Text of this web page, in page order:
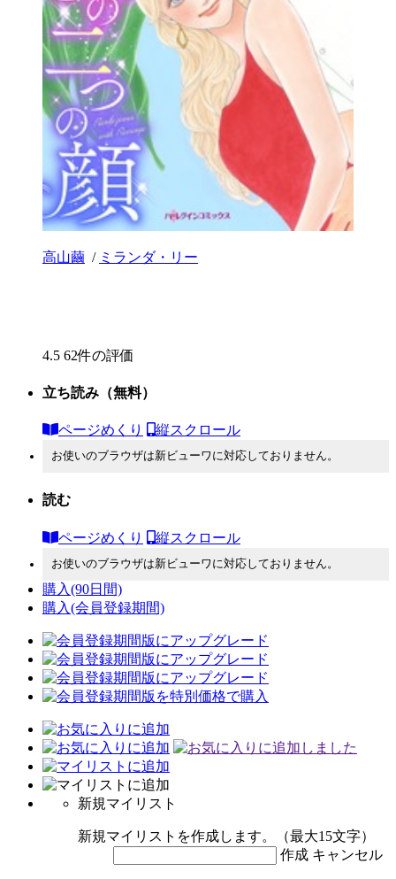
高山繭 / ミランダ・リー
4.5 62件の評価
立ち読み （無料）
ページめくり 縦スクロール
お使いのブラウザは新ビューワに対応しておりません。
読む
ページめくり 縦スクロール
お使いのブラウザは新ビューワに対応しておりません。
購入(90日間)
購入(会員登録期間)
新規マイリスト
新規マイリストを作成します。（最大15文字）
作成 キャンセル